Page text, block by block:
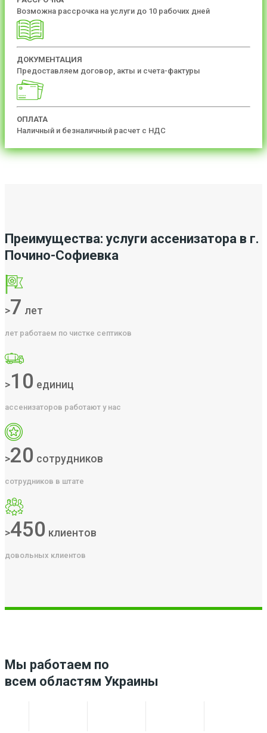
Возможна рассрочка на услуги до 10 рабочих дней
ДОКУМЕНТАЦИЯ
Предоставляем договор, акты и счета-фактуры
ОПЛАТА
Наличный и безналичный расчет с НДС
Преимущества: услуги ассенизатора в г.
Почино-Софиевка
>7 лет
лет работаем по чистке септиков
>10 единиц
ассенизаторов работают у нас
>20 сотрудников
сотрудников в штате
>450 клиентов
довольных клиентов
Мы работаем по
всем областям Украины